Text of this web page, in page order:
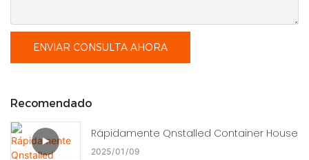
ENVIAR CONSULTA AHORA
Recomendado
Rápidamente Qnstalled Container House
2025 01 09